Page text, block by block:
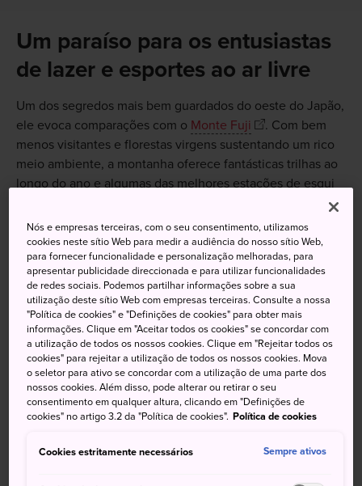
Um paraíso para os entusiastas
de lazer e esportes ao ar livre
Um dos segredos mais bem guardados do oeste do Japão,
ele evoca comparações com o Monte Fuji
. Com bem
menos visitantes e florestas virgens sustentando um rico
meio ambiente, a montanha oferece fantásticas trilhas ao
longo do ano e algumas das melhores estações de esqui
Nós e empresas terceiras, com o seu consentimento, utilizamos
cookies neste sítio Web para medir a audiência do nosso sítio Web,
para fornecer funcionalidade e personalização melhoradas, para
apresentar publicidade direccionada e para utilizar funcionalidades
de redes sociais. Podemos partilhar informações sobre a sua
utilização deste sítio Web com empresas terceiras. Consulte a nossa
"Política de cookies" e "Definições de cookies" para obter mais
informações. Clique em "Aceitar todos os cookies" se concordar com
a utilização de todos os nossos cookies. Clique em "Rejeitar todos os
cookies" para rejeitar a utilização de todos os nossos cookies. Mova
o seletor para ativo se concordar com a utilização de uma parte dos
nossos cookies. Além disso, pode alterar ou retirar o seu
consentimento em qualquer altura, clicando em "Definições de
cookies" no artigo 3.2 da "Política de cookies". Política de cookies
Cookies estritamente necessários Sempre ativos